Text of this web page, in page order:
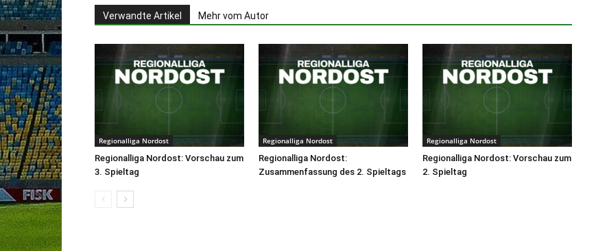
Verwandte Artikel Mehr vom Autor
Regionalliga Nordost
Regionalliga Nordost: Vorschau zum
3. Spieltag
Regionalliga Nordost
Regionalliga Nordost:
Zusammenfassung des 2. Spieltags
Regionalliga Nordost
Regionalliga Nordost: Vorschau zum
2. Spieltag